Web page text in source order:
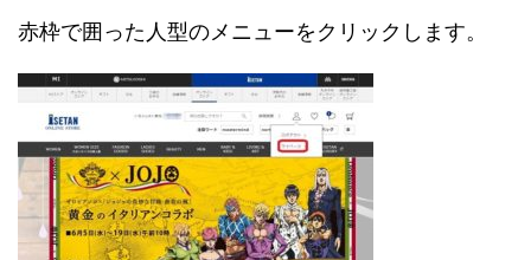
赤枠で囲った人型のメニューをクリックします。